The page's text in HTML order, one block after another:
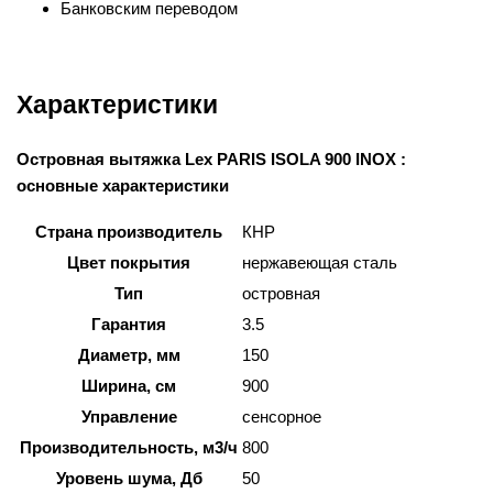
Банковским переводом
Характеристики
Островная вытяжка Lex PARIS ISOLA 900 INOX :
основные характеристики
Страна производитель
КНР
Цвет покрытия
нержавеющая сталь
Тип
островная
Гарантия
3.5
Диаметр, мм
150
Ширина, см
900
Управление
сенсорное
Производительность, м3/ч 800
Уровень шума, Дб
50